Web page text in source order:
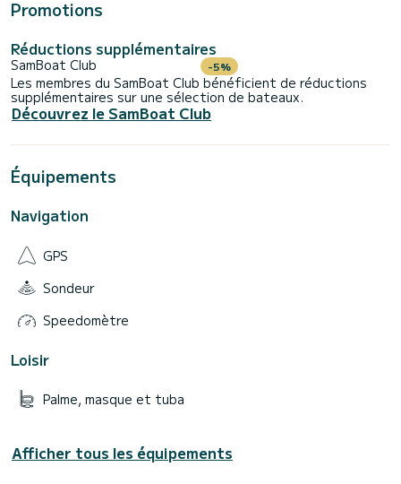
Promotions
Réductions supplémentaires
SamBoat Club -5%
Les membres du SamBoat Club bénéficient de réductions
supplémentaires sur une sélection de bateaux.
Découvrez le SamBoat Club
Équipements
Navigation
GPS
Sondeur
Speedomètre
Loisir
Palme, masque et tuba
Afficher tous les équipements